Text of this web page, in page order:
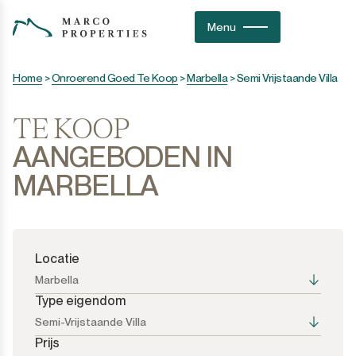
Menu
Home >Onroerend Goed Te Koop >Marbella>Semi Vrijstaande Villa
TE KOOP
AANGEBODEN IN
MARBELLA
Locatie
Marbella
Alle opties
Type eigendom
Semi-Vrijstaande Villa
Alle opties
Prijs